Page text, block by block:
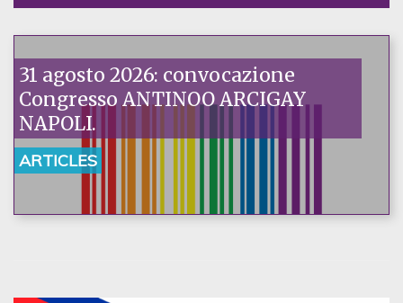
31 agosto 2026: convocazione
Congresso ANTINOO ARCIGAY
NAPOLI.
ARTICLES